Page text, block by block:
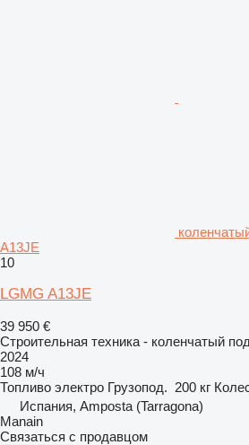
A13JE
10
LGMG A13JE
39 950 €
Строительная техника - коленчатый
2024
108 м/ч
Топливо электро Грузопод. 200 кг
Испания, Amposta (Tarragona)
Manain
Связаться с продавцом